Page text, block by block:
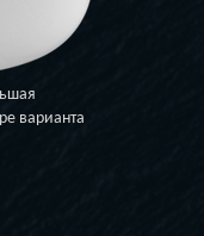
варианта